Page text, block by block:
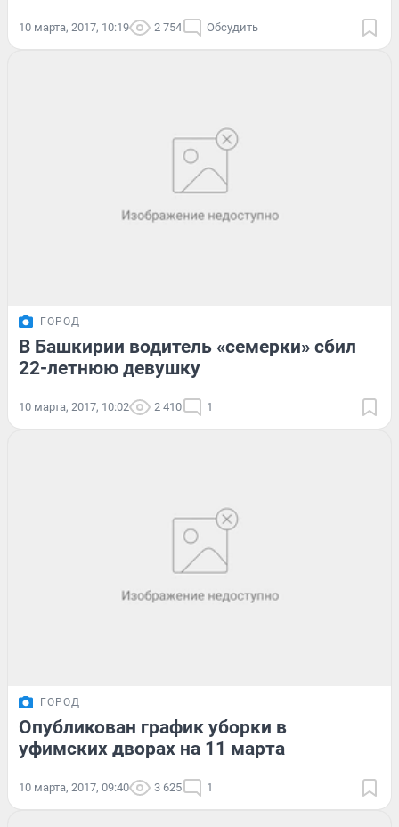
10 марта, 2017, 10:19 2 754 Обсудить
ГОРОД
В Башкирии водитель «семерки» сбил
22-летнюю девушку
10 марта, 2017, 10:02 2 410 1
ГОРОД
Опубликован график уборки в
уфимских дворах на 11 марта
10 марта, 2017, 09:40 3 625 1